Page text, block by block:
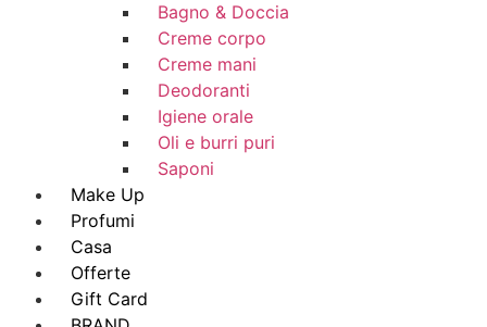
Bagno & Doccia
Creme corpo
Creme mani
Deodoranti
Igiene orale
Oli e burri puri
Saponi
Make Up
Profumi
Casa
Offerte
Gift Card